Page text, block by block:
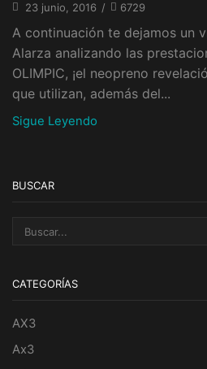
23 junio, 2016 / 6729
A continuación te dejamos un
Alarza analizando las
OLIMPIC, ¡el neopreno
que utilizan, además del...
Sigue Leyendo
BUSCAR
CATEGORÍAS
AX3
Ax3